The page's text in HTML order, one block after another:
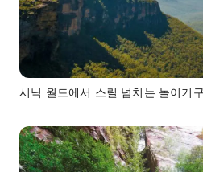
시닉 월드에서 스릴 넘치는 놀이기